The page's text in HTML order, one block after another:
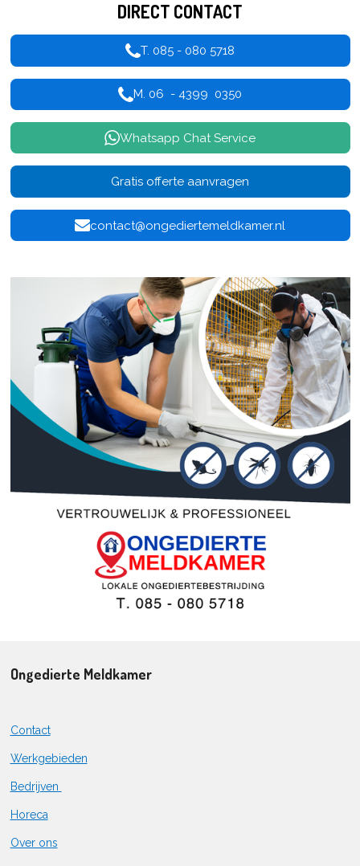
DIRECT CONTACT
T. 085 - 080 5718
M. 06 - 4399 0350
Whatsapp Chat Service
Gratis offerte aanvragen
contact@ongediertemeldkamer.nl
Ongedierte Meldkamer
Contact
Werkgebieden
Bedrijven
Horeca
Over ons